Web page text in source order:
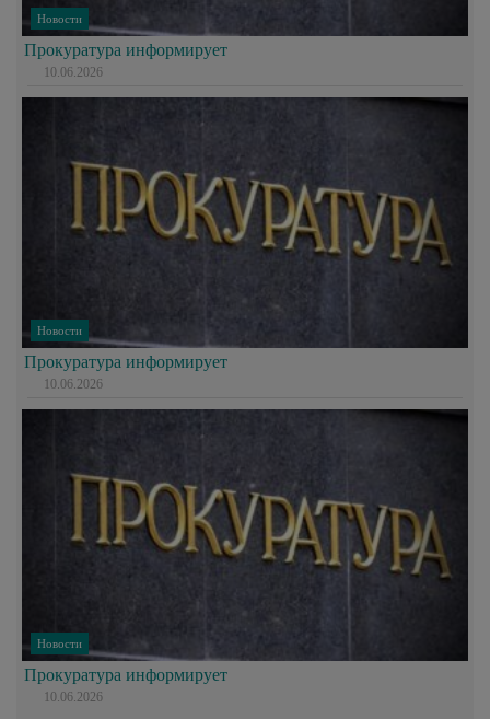
Новости
Прокуратура информирует
10.06.2026
Новости
Прокуратура информирует
10.06.2026
Новости
Прокуратура информирует
10.06.2026